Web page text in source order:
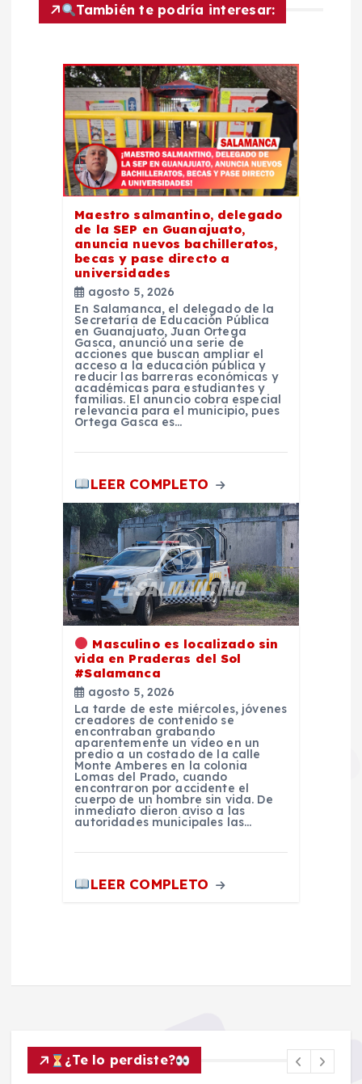
ó
También te podría interesar:
Maestro salmantino, delegado
de la SEP en Guanajuato,
anuncia nuevos bachilleratos,
becas y pase directo a
universidades
agosto 5, 2026
En Salamanca, el delegado de la
Secretaría de Educación Pública
en Guanajuato, Juan Ortega
Gasca, anunció una serie de
acciones que buscan ampliar el
acceso a la educación pública y
reducir las barreras económicas y
académicas para estudiantes y
familias. El anuncio cobra especial
relevancia para el municipio, pues
Ortega Gasca es…
LEER COMPLETO
Masculino es localizado sin
vida en Praderas del Sol
#Salamanca
agosto 5, 2026
La tarde de este miércoles, jóvenes
creadores de contenido se
encontraban grabando
aparentemente un vídeo en un
predio a un costado de la calle
Monte Amberes en la colonia
Lomas del Prado, cuando
encontraron por accidente el
cuerpo de un hombre sin vida. De
inmediato dieron aviso a las
autoridades municipales las…
LEER COMPLETO
¿Te lo perdiste?